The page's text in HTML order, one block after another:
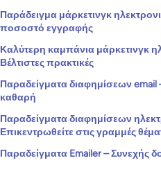
Παράδειγμα μάρκετινγκ
ποσοστό εγγραφής
Καλύτερη καμπάνια μάρκετινγκ
Βέλτιστες πρακτικές
Παραδείγματα διαφημίσεων email
καθαρή
Παραδείγματα διαφημίσεων
Επικεντρωθείτε στις γραμμές
Παραδείγματα Emailer – Συνεχής